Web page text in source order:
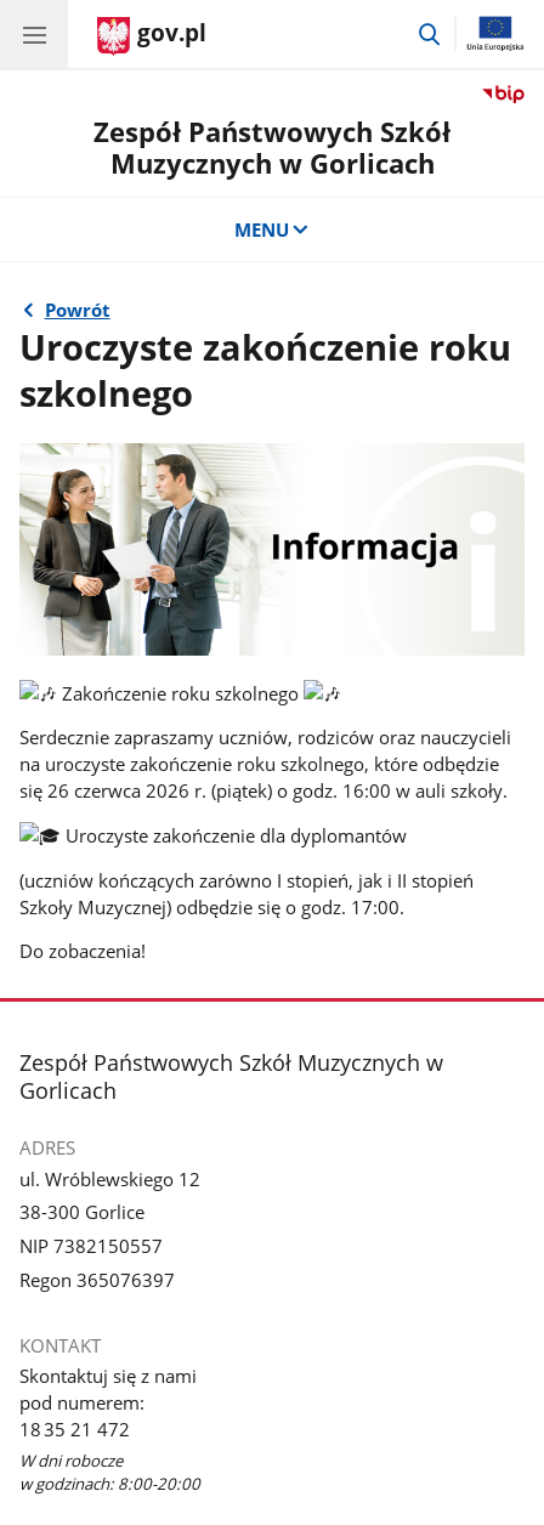
gov.pl
przejdź
Zespół Państwowych Szkół
Muzycznych w Gorlicach
MENU
Powrót
Uroczyste zakończenie roku
szkolnego
Zakończenie roku szkolnego
Serdecznie zapraszamy uczniów, rodziców oraz nauczycieli
na uroczyste zakończenie roku szkolnego, które odbędzie
się 26 czerwca 2026 r. (piątek) o godz. 16:00 w auli szkoły.
Uroczyste zakończenie dla dyplomantów
(uczniów kończących zarówno I stopień, jak i II stopień
Szkoły Muzycznej) odbędzie się o godz. 17:00.
Do zobaczenia!
stopka
Zespół Państwowych Szkół Muzycznych w
Gorlicach
ADRES
ul. Wróblewskiego 12
38-300 Gorlice
NIP 7382150557
Regon 365076397
KONTAKT
Skontaktuj się z nami
pod numerem:
18 35 21 472
W dni robocze
w godzinach: 8:00-20:00